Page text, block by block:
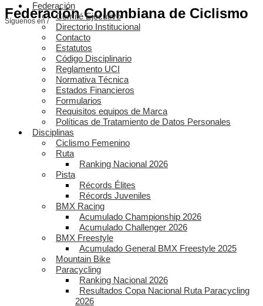
Federación Colombiana de Ciclismo
Síguenos en /
Federación
Comité Ejecutivo
Directorio Institucional
Contacto
Estatutos
Código Disciplinario
Reglamento UCI
Normativa Técnica
Estados Financieros
Formularios
Requisitos equipos de Marca
Políticas de Tratamiento de Datos Personales
Disciplinas
Ciclismo Femenino
Ruta
Ranking Nacional 2026
Pista
Récords Élites
Récords Juveniles
BMX Racing
Acumulado Championship 2026
Acumulado Challenger 2026
BMX Freestyle
Acumulado General BMX Freestyle 2025
Mountain Bike
Paracycling
Ranking Nacional 2026
Resultados Copa Nacional Ruta Paracycling
2026